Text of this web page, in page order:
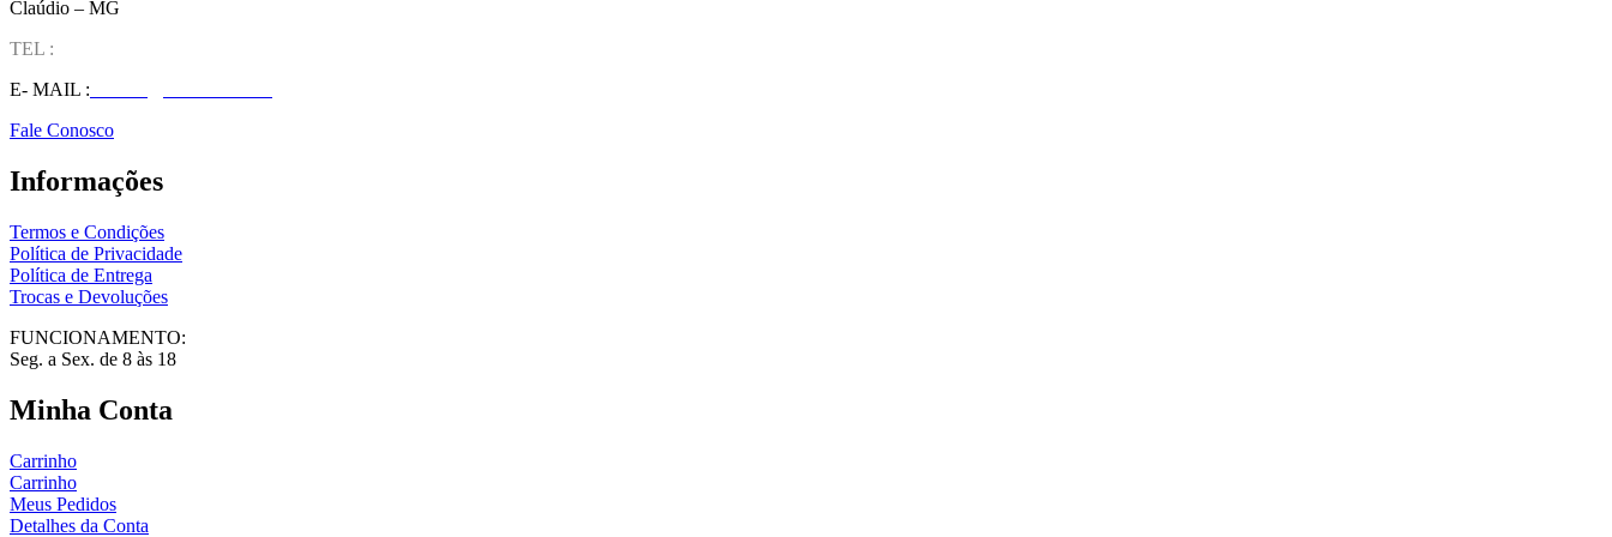
Claúdio – MG
TEL :
E- MAIL :
Fale Conosco
Informações
Termos e Condições
Política de Privacidade
Política de Entrega
Trocas e Devoluções
FUNCIONAMENTO:
Seg. a Sex. de 8 às 18
Minha Conta
Carrinho
Carrinho
Meus Pedidos
Detalhes da Conta